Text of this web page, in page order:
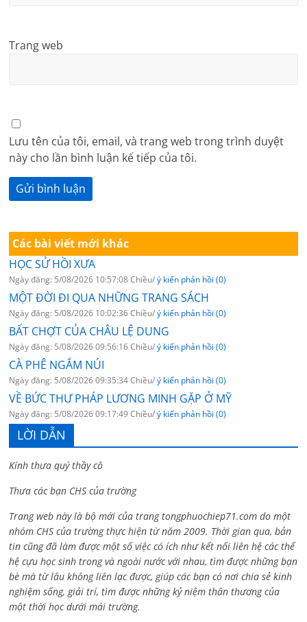
Trang web
Lưu tên của tôi, email, và trang web trong trình duyệt
này cho lần bình luận kế tiếp của tôi.
Các bài viết mới khác
HỌC SỬ HỒI XƯA
Ngày đăng: 5/08/2026 10:57:08 Chiều/ý kiến phản hồi (0)
MỘT ĐỜI ĐI QUA NHỮNG TRANG SÁCH
Ngày đăng: 5/08/2026 10:02:36 Chiều/ý kiến phản hồi (0)
BẤT CHỢT CỦA CHÂU LỆ DUNG
Ngày đăng: 5/08/2026 09:56:16 Chiều/ý kiến phản hồi (0)
CÀ PHÊ NGẮM NÚI
Ngày đăng: 5/08/2026 09:35:34 Chiều/ý kiến phản hồi (0)
VỀ BỨC THƯ PHÁP LƯƠNG MINH GẶP Ở MỸ
Ngày đăng: 5/08/2026 09:17:49 Chiều/ý kiến phản hồi (0)
LỜI DẪN
Kính thưa quý thầy cô
Thưa các bạn CHS của trường
Trang web này là bộ mới của trang tongphuochiep71.com do một
nhóm CHS của trường thực hiện từ năm 2009. Thời gian qua, bản
tin cũng đã làm được một số việc có ích như kết nối liên hệ các thế
hệ cựu học sinh trong và ngoài nước với nhau, tìm được những bạn
bè mà từ lâu không liên lạc được, giúp các bạn có nơi chia sẻ kinh
nghiệm sống, giải trí, tìm được những kỷ niệm thân thương của
một thời học dưới mái trường.